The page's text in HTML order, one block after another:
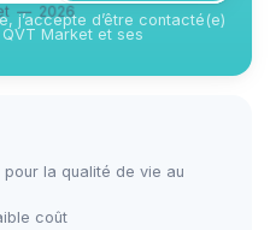
— 2026
j’accepte d’être contacté(e)
Market et ses
la qualité de vie au
coût